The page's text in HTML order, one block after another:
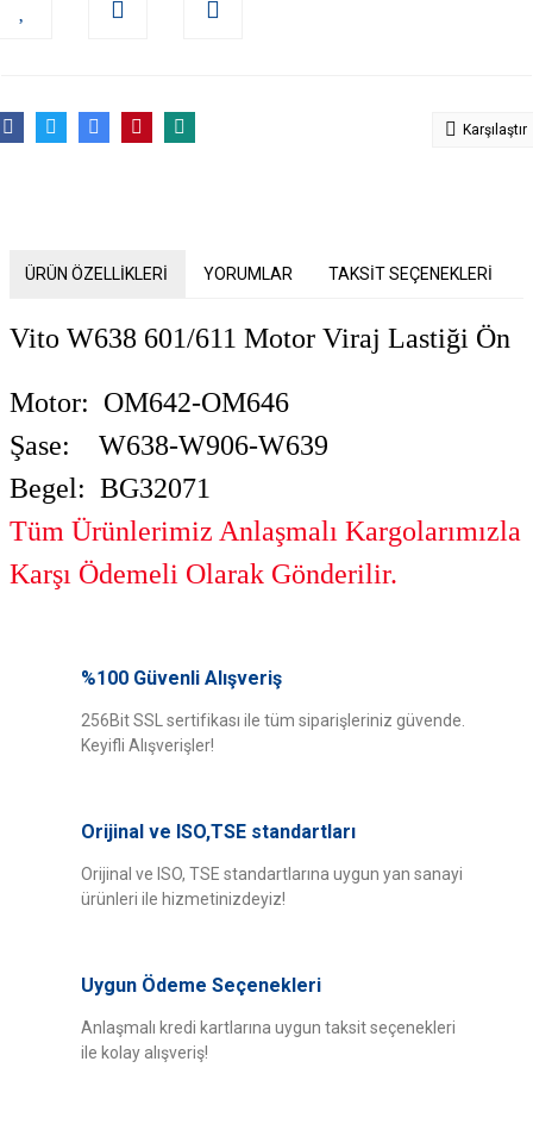
Karşılaştır
ÜRÜN ÖZELLİKLERİ YORUMLAR TAKSİT SEÇENEKLERİ
Vito W638 601/611 Motor Viraj Lastiği Ön
Motor: OM642-OM646
Şase: W638-W906-W639
Begel: BG32071
Tüm Ürünlerimiz Anlaşmalı Kargolarımızla
Karşı Ödemeli Olarak Gönderilir.
Bu ürüne ilk yorumu siz yapın!
yetersiz gördüğünüz noktaları öneri formunu kullanarak tarafımıza
iletebilirsiniz.
Görüş ve önerileriniz için teşekkür ederiz.
Ürün bilgilerinde hatalar bulunuyor.
Ürün fiyatı diğer sitelerden daha pahalı.
Bu ürüne benzer farklı alternatifler olmalı.
%100 Güvenli Alışveriş
256Bit SSL sertifikası ile tüm siparişleriniz güvende.
Keyifli Alışverişler!
Orijinal ve ISO,TSE standartları
Orijinal ve ISO, TSE standartlarına uygun yan sanayi
ürünleri ile hizmetinizdeyiz!
Uygun Ödeme Seçenekleri
Anlaşmalı kredi kartlarına uygun taksit seçenekleri
ile kolay alışveriş!